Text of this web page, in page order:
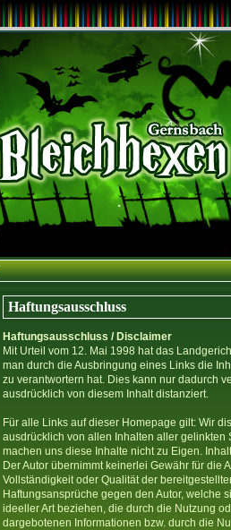
Haftungsausschluss
Haftungsausschluss / Disclaimer
Mit Urteil vom 12. Mai 1998 hat das
man durch die Ausbringung eines Links die
zu verantwortern hat. Dies kann nur dadurch
ausdrücklich von diesem Inhalt distanziert.
Für alle Links auf dieser Homepage gilt: Wir
ausdrücklich von allen Inhalten aller gelinkten
machen uns diese Inhalte nicht zu Eigen.
Der Autor übernimmt keinerlei Gewähr für die
Vollständigkeit oder Qualität der
Haftungsansprüche gegen den Autor, welche
ideeller Art beziehen, die durch die Nutzung
dargebotenen Informationen bzw. durch die